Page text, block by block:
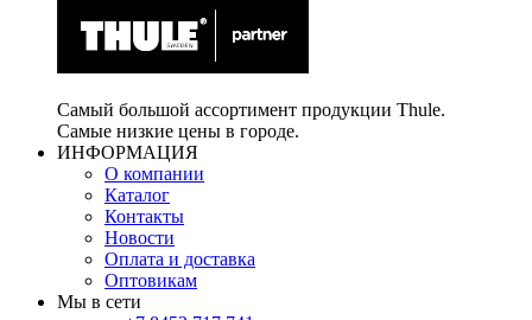
Самый большой ассортимент продукции Thule.
Самые низкие цены в городе.
ИНФОРМАЦИЯ
О компании
Каталог
Контакты
Новости
Оплата и доставка
Оптовикам
Мы в сети